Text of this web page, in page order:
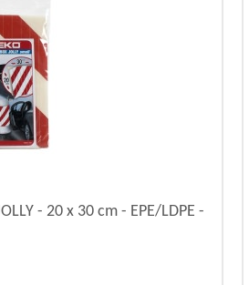
- 20 x 30 cm - EPE/LDPE -